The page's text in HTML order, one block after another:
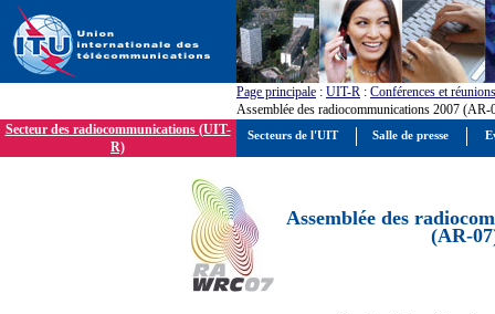
Page principale : UIT-R : Conférences et réunions
Assemblée des radiocommunications 2007 (AR-
Secteur des radiocommunications (UIT-
R)
Assemblée des
(AR-
Secteurs de l'UIT Salle de presse